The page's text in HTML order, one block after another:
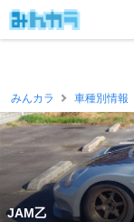
みんカラ 車種別情報
JAM乙